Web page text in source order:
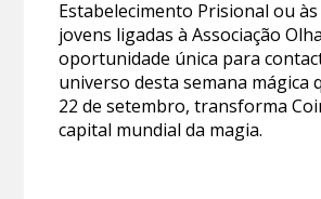
Estabelecimento Prisional ou às
jovens ligadas à Associação
oportunidade única para
universo desta semana mágica
22 de setembro, transforma
capital mundial da magia.